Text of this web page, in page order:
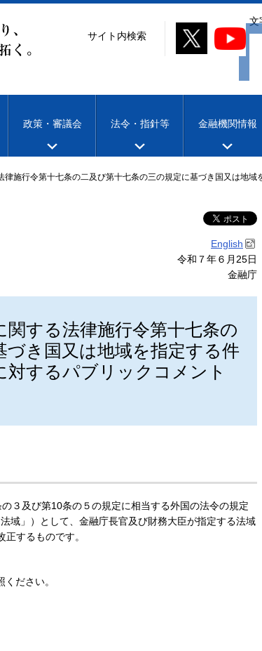
文
サイト内検索
政策・審議会 法令・指針等 金融機関情報
律施行令第十七条の二及び第十七条の三の規定に基づき国又は地
English
令和７年６月25日
金融庁
関する法律施行令第十七条の
き国又は地域を指定する件
対するパブリックコメント
３及び第10条の５の規定に相当する外国の法令の規定
域」）として、金融庁長官及び財務大臣が指定する法域
するものです。
ください。